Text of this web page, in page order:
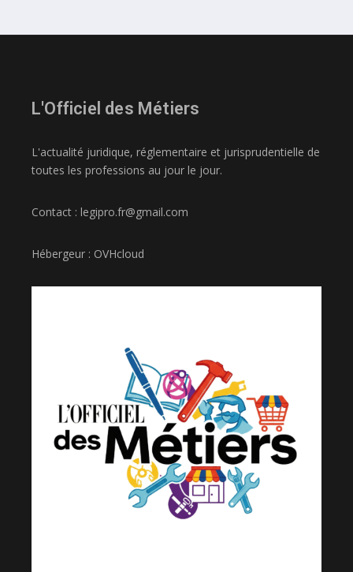
L'Officiel des Métiers
L'actualité juridique, réglementaire et jurisprudentielle de
toutes les professions au jour le jour.
Contact : legipro.fr@gmail.com
Hébergeur : OVHcloud